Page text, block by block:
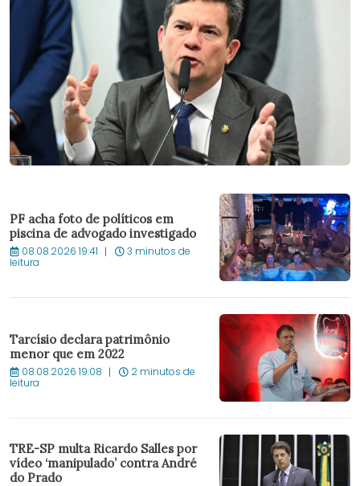
PF acha foto de políticos em
piscina de advogado investigado
08.08.2026 19:41 3 minutos de
leitura
Tarcísio declara patrimônio
menor que em 2022
08.08.2026 19:08 2 minutos de
leitura
TRE-SP multa Ricardo Salles por
vídeo ‘manipulado’ contra André
do Prado